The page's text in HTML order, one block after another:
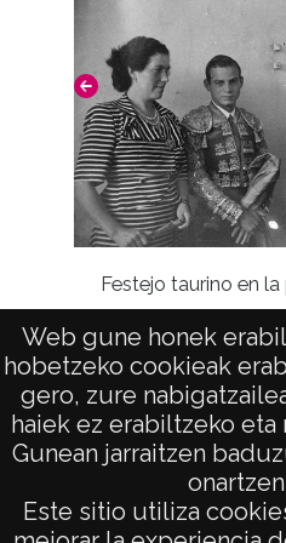
Web gune honek
hobetzeko cookieak
gero, zure
haiek ez erabiltzeko eta
Gunean jarraitzen
Este sitio utiliza
Lugar
Alegría / Dulantzi
Notas
ATHA-VIC-NP-A02-
Estas fotografías
2014 por D. Iñaki
Begoña López
Licencia de las
CC BY-NC-SA 4.0
Festejo taurino en
AVISO LEGAL
POLÍTICA DE